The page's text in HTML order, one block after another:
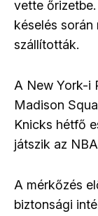
vette
késelés során
szállították.
A New York-i
Madison
Knicks hétfő
játszik az
A mérkőzés
biztonsági